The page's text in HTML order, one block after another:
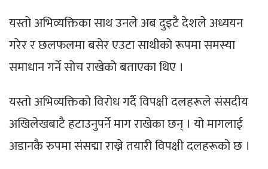
यस्तो अभिव्यक्तिका साथ उनले अब दुइटै देशले अध्ययन
गरेर र छलफलमा बसेर एउटा साथीको रूपमा समस्या
समाधान गर्ने सोच राखेको बताएका थिए ।
यस्तो अभिव्यक्तिको विरोध गर्दै विपक्षी दलहरूले संसदीय
अखिलेखबाटै हटाउनुपर्ने माग राखेका छन् । यो मागलाई
अडानकै रुपमा संसद्मा राख्ने तयारी विपक्षी दलहरूको छ ।